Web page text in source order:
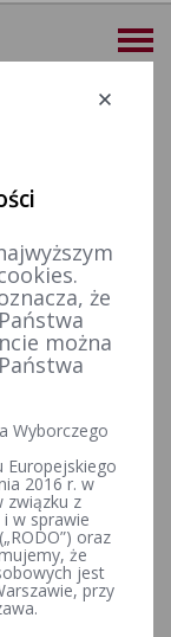
Deklaracja dostępności
więcej
PKW
konferencji
Studio
że
można
Wyborczego
Europejskiego
2016 r. w
związku z
w sprawie
oraz
że
jest
przy